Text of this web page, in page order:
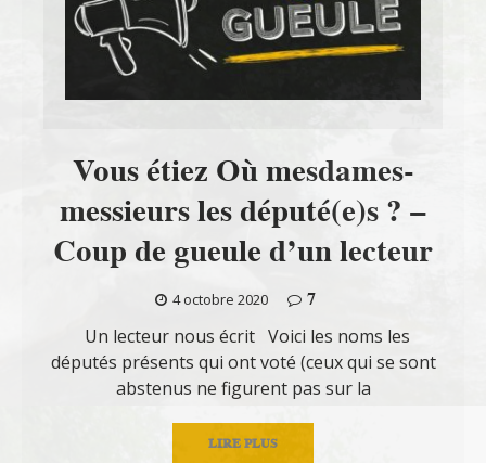
Vous étiez Où mesdames-
messieurs les député(e)s ? –
Coup de gueule d’un lecteur
4 octobre 2020
7
Un lecteur nous écrit Voici les noms les
députés présents qui ont voté (ceux qui se sont
abstenus ne figurent pas sur la
LIRE PLUS